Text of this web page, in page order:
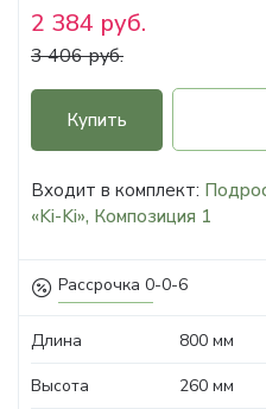
Рассрочка 0-0-6
2 384 руб.
3 406 руб.
Купить
Входит в комплект:
«Ki-Ki», Композиция 1
Длина
800 мм
Высота
260 мм